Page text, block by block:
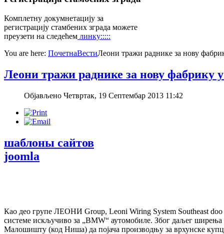
Комплетну докумнетацију за
регистрацију стамбених зграда можете
преузети на следећем линку:::::
You are here: ПочетнаВестиЛеони тражи раднике за нову
Леони тражи раднике за нову
Објављено Четвртак, 19 Септембар 2013 11:42
шаблоны сайтов
joomla
Као део групе ЛЕОНИ Group, Leoni Wiring System Southeast
системе искључиво за „BMW“ аутомобиле. Због даљег ширења
Малошишту (код Ниша) да појача производњу за врхунске